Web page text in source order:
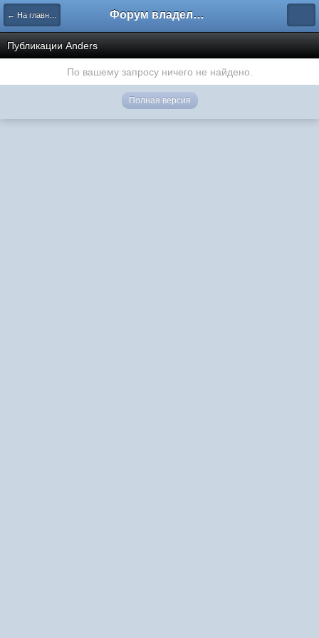
← На главную Форум владельцев интернет-магазинов
Публикации Anders
По вашему запросу ничего не найдено.
Полная версия